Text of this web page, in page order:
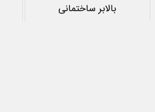
بالابر ساختمانی